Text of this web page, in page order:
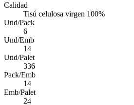
Calidad
Tisú celulosa virgen 100%
Und/Pack
6
Und/Emb
14
Und/Palet
336
Pack/Emb
14
Emb/Palet
24